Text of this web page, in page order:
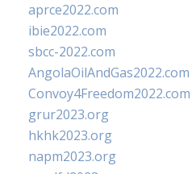
aprce2022.com
ibie2022.com
sbcc-2022.com
AngolaOilAndGas2022.com
Convoy4Freedom2022.com
grur2023.org
hkhk2023.org
napm2023.org